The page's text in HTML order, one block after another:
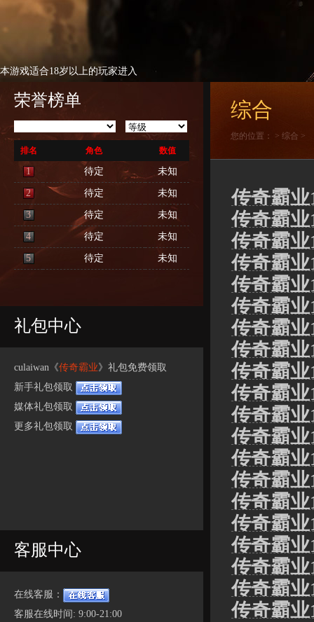
本游戏适合18岁以上的玩家进入
荣誉榜单
排名 角色 数值
1 待定 未知
2 待定 未知
3 待定 未知
4 待定 未知
5 待定 未知
礼包中心
culaiwan《传奇霸业》礼包免费领取
新手礼包领取
媒体礼包领取
更多礼包领取
客服中心
在线客服：
客服在线时间: 9:00-21:00
综合
您的位置： > 综合 >
传奇霸
传奇霸
传奇霸
传奇霸业
传奇霸
传奇霸
传奇霸
传奇霸
传奇霸业
传奇霸
传奇霸业
传奇霸
传奇霸
传奇霸
传奇霸业
传奇霸
传奇霸
传奇霸
传奇霸
传奇霸